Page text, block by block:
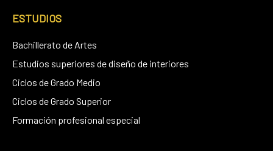
ESTUDIOS
Bachillerato de Artes
Estudios superiores de diseño de interiores
Ciclos de Grado Medio
Ciclos de Grado Superior
Formación profesional especial